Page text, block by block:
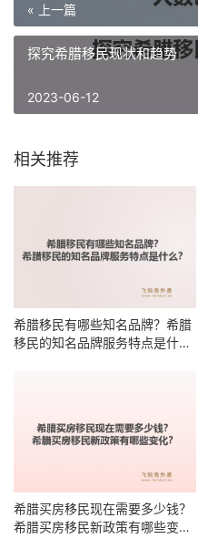
« 上一篇
探究希腊移民现状和趋势
2023-06-12
相关推荐
希腊移民有哪些知名品牌？希腊
移民的知名品牌服务特点是什
希腊买房移民现在需要多少钱？
希腊买房移民新政策有哪些变